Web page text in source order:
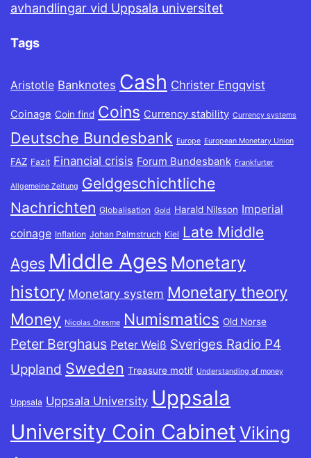
avhandlingar vid Uppsala universitet
Tags
Aristotle Banknotes Cash Christer Engqvist
Coinage Coin find Coins Currency stability Currency systems
Deutsche Bundesbank Europe European Monetary Union
FAZ Fazit Financial crisis Forum Bundesbank Frankfurter
Allgemeine Zeitung Geldgeschichtliche
Nachrichten Globalisation Gold Harald Nilsson Imperial
coinage Inflation Johan Palmstruch Kiel Late Middle
Ages Middle Ages Monetary
history Monetary system Monetary theory
Money Nicolas Oresme Numismatics Old Norse
Peter Berghaus Peter Weiß Sveriges Radio P4
Uppland Sweden Treasure motif Understanding of money
Uppsala Uppsala University Uppsala
University Coin Cabinet Viking